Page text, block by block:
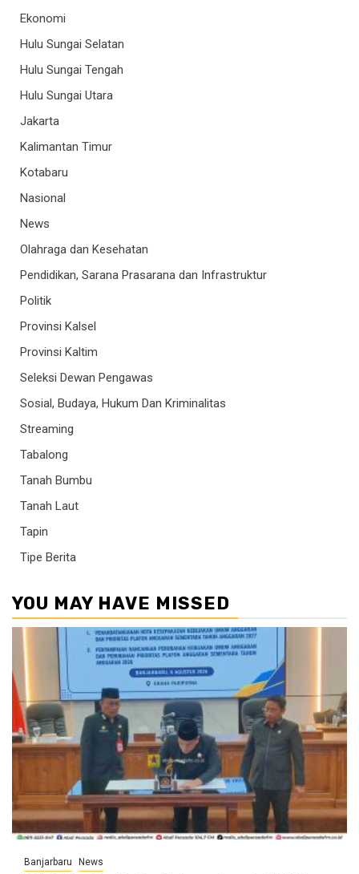
Ekonomi
Hulu Sungai Selatan
Hulu Sungai Tengah
Hulu Sungai Utara
Jakarta
Kalimantan Timur
Kotabaru
Nasional
News
Olahraga dan Kesehatan
Pendidikan, Sarana Prasarana dan Infrastruktur
Politik
Provinsi Kalsel
Provinsi Kaltim
Seleksi Dewan Pengawas
Sosial, Budaya, Hukum Dan Kriminalitas
Streaming
Tabalong
Tanah Bumbu
Tanah Laut
Tapin
Tipe Berita
YOU MAY HAVE MISSED
Banjarbaru News